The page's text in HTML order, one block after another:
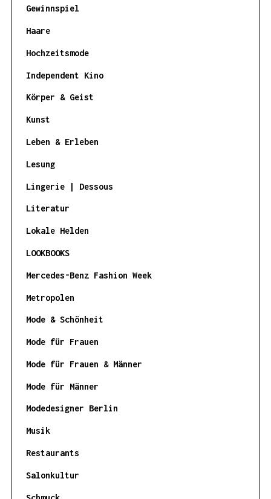
Gewinnspiel
Haare
Hochzeitsmode
Independent Kino
Körper & Geist
Kunst
Leben & Erleben
Lesung
Lingerie | Dessous
Literatur
Lokale Helden
LOOKBOOKS
Mercedes-Benz Fashion Week
Metropolen
Mode & Schönheit
Mode für Frauen
Mode für Frauen & Männer
Mode für Männer
Modedesigner Berlin
Musik
Restaurants
Salonkultur